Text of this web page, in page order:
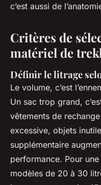
c’est aussi de
Critères de
matériel de
Définir le litrage
Le volume, c’est
Un sac trop grand,
vêtements de
excessive, objets
supplémentaire
performance. Pour
modèles de 20 à 30